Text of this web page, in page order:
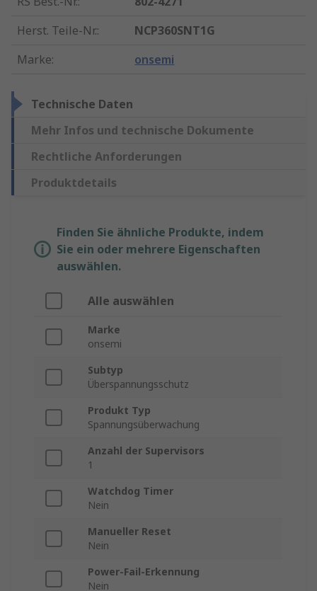
Herst. Teile-Nr.:
NCP360SNT1G
Marke: onsemi
Technische Daten
Mehr Infos und technische Dokumente
Rechtliche Anforderungen
Produktdetails
Finden Sie ähnliche Produkte, indem
Sie ein oder mehrere Eigenschaften
auswählen.
Alle auswählen
Marke
onsemi
Subtyp
Überspannungsschutz
Produkt Typ
Spannungsüberwachung
Anzahl der Supervisors
1
Watchdog Timer
Nein
Manueller Reset
Nein
Power-Fail-Erkennung
Nein